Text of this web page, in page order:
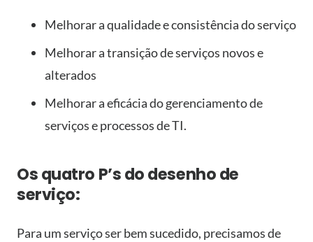
Melhorar a qualidade e consistência do serviço
Melhorar a transição de serviços novos e
alterados
Melhorar a eficácia do gerenciamento de
serviços e processos de TI.
Os quatro P’s do desenho de
serviço:
Para um serviço ser bem sucedido, precisamos de